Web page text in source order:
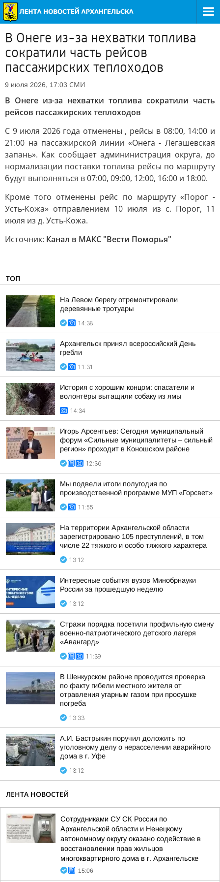
В Онеге из-за нехватки топлива
сократили часть рейсов
пассажирских теплоходов
9 июля 2026, 17:03 СМИ
В Онеге из-за нехватки топлива сократили часть
рейсов пассажирских теплоходов
С 9 июля 2026 года отменены , рейсы в 08:00, 14:00 и
21:00 на пассажирской линии «Онега - Легашевская
запань». Как сообщает админинистрация округа, до
нормализации поставки топлива рейсы по маршруту
будут выполняться в 07:00, 09:00, 12:00, 16:00 и 18:00.
Кроме того отменены рейс по маршруту «Порог -
Усть-Кожа» отправлением 10 июля из с. Порог, 11
июля из д. Усть-Кожа.
Источник: Канал в МАКС "Вести Поморья"
ТОП
На Левом берегу отремонтировали
деревянные тротуары
14:38
Архангельск принял всероссийский День
гребли
11:31
История с хорошим концом: спасатели и
волонтёры вытащили собаку из ямы
14:34
Игорь Арсентьев: Сегодня муниципальный
форум «Сильные муниципалитеты – сильный
регион» проходит в Коношском районе
12:36
Мы подвели итоги полугодия по
производственной программе МУП «Горсвет»
11:55
На территории Архангельской области
зарегистрировано 105 преступлений, в том
числе 22 тяжкого и особо тяжкого характера
13:12
Интересные события вузов Минобрнауки
России за прошедшую неделю
13:12
Стражи порядка посетили профильную смену
военно-патриотического детского лагеря
«Авангард»
11:39
В Шенкурском районе проводится проверка
по факту гибели местного жителя от
отравления угарным газом при просушке
погреба
13:33
А.И. Бастрыкин поручил доложить по
уголовному делу о нерасселении аварийного
дома в г. Уфе
13:12
ЛЕНТА НОВОСТЕЙ
Сотрудниками СУ СК России по
Архангельской области и Ненецкому
автономному округу оказано содействие в
восстановлении прав жильцов
многоквартирного дома в г. Архангельске
15:06